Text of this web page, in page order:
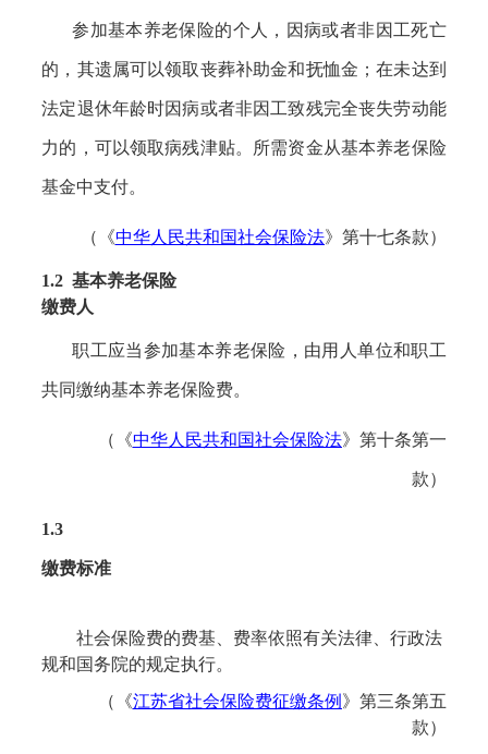
参加基本养老保险的个人，因病或者非因工死亡
的，其遗属可以领取丧葬补助金和抚恤金；在未达到
法定退休年龄时因病或者非因工致残完全丧失劳动能
力的，可以领取病残津贴。所需资金从基本养老保险
基金中支付。
（《中华人民共和国社会保险法》第十七条款）
1.2 基本养老保险
缴费人
职工应当参加基本养老保险，由用人单位和职工
共同缴纳基本养老保险费。
（《中华人民共和国社会保险法》第十条第一
款）
1.3
缴费标准
社会保险费的费基、费率依照有关法律、行政法
规和国务院的规定执行。
（《江苏省社会保险费征缴条例 》 第三条第五
款）